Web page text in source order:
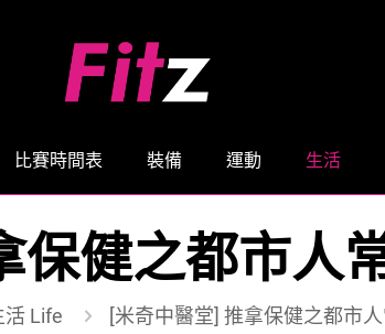
比賽時間表 裝備 運動 生活
保健之都市人
活 Life [米奇中醫堂] 推拿保健之都市